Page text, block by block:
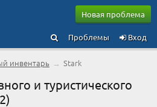
Новая проблема
Вход
Проблемы
инвентарь → Stark
и туристического